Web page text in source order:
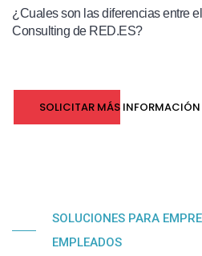
¿Cuales son las diferencias entre
Consulting de RED.ES?
SOLICITAR MÁS INFORMACIÓN
SOLUCIONES PARA
EMPLEADOS